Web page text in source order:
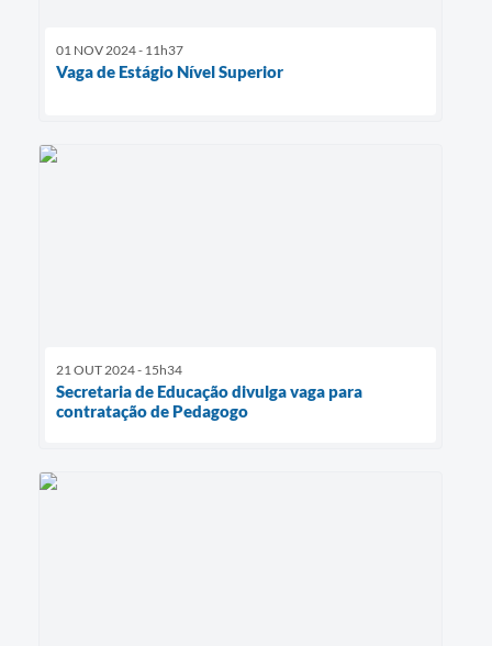
01 NOV 2024 - 11h37
Vaga de Estágio Nível Superior
21 OUT 2024 - 15h34
Secretaria de Educação divulga vaga para
contratação de Pedagogo